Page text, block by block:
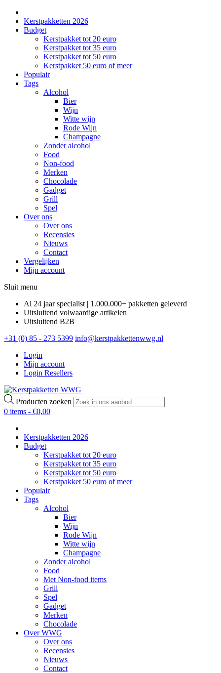
Kerstpakketten 2026
Budget
Kerstpakket tot 20 euro
Kerstpakket tot 35 euro
Kerstpakket tot 50 euro
Kerstpakket 50 euro of meer
Populair
Tags
Alcohol
Bier
Wijn
Witte wijn
Rode Wijn
Champagne
Zonder alcohol
Food
Non-food
Merken
Chocolade
Gadget
Grill
Spel
Over ons
Over ons
Recensies
Nieuws
Contact
Vergelijken
Mijn account
Sluit menu
Al 24 jaar specialist | 1.000.000+ pakketten geleverd
Uitsluitend volwaardige artikelen
Uitsluitend B2B
+31 (0) 85 - 273 5399 info@kerstpakkettenwwg.nl
Login
Mijn account
Login Resellers
Producten zoeken
0 items - €0,00
Kerstpakketten 2026
Budget
Kerstpakket tot 20 euro
Kerstpakket tot 35 euro
Kerstpakket tot 50 euro
Kerstpakket 50 euro of meer
Populair
Tags
Alcohol
Bier
Wijn
Rode Wijn
Witte wijn
Champagne
Zonder alcohol
Food
Met Non-food items
Grill
Spel
Gadget
Merken
Chocolade
Over WWG
Over ons
Recensies
Nieuws
Contact